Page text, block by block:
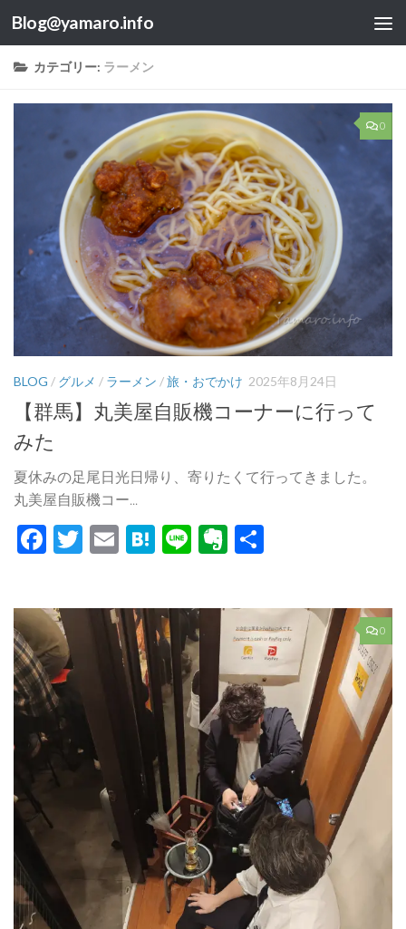
コンテンツへスキップ
Blog@yamaro.info
カテゴリー: ラーメン
0
BLOG / グルメ / ラーメン /旅・おでかけ 2025年8月24日
【群馬】丸美屋自販機コーナーに行って
みた
夏休みの足尾日光日帰り、寄りたくて行ってきました。
丸美屋自販機コー...
Facebook
Twitter
EmailHatena
LineEvernote
0